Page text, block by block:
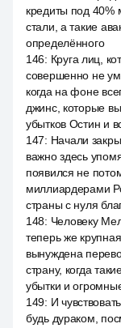
кредиты под
стали, а такие
определённого
146: Круга лиц,
совершенно не
когда на фоне
джинс, которые
убытков Остин и
147: Начали
важно здесь
появился не
миллиардерами
страны с нуля
148: Человеку
теперь же
вынуждена
страну, когда
убытки и
149: И
будь дураком,